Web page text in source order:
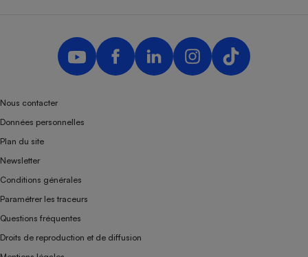
Nous contacter
Données personnelles
Plan du site
Newsletter
Conditions générales
Paramétrer les traceurs
Questions fréquentes
Droits de reproduction et de diffusion